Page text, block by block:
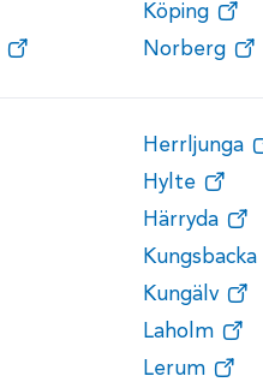
Köping
Norberg
Herrljunga
Hylte
Härryda
Kungsbacka
Kungälv
Laholm
Lerum